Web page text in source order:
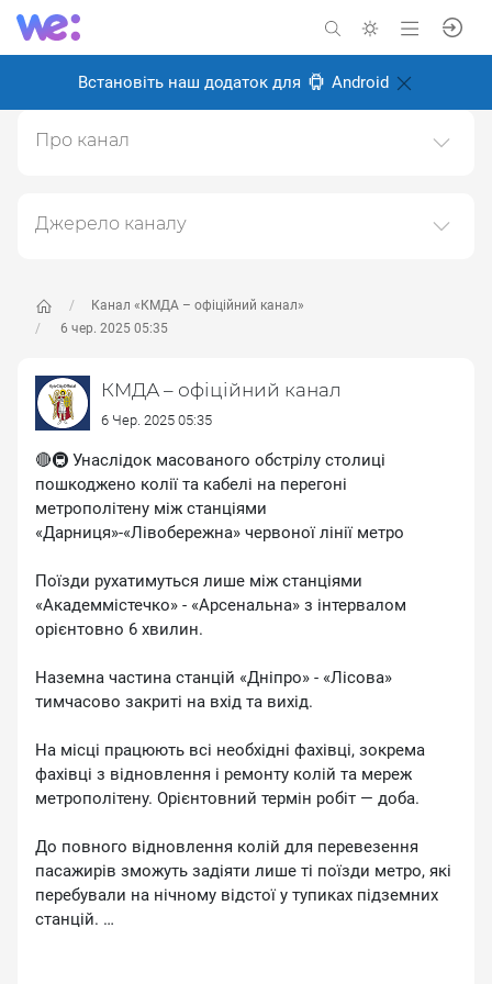
Встановіть наш додаток для Android
Канал «КМДА – офіційний канал»
6 чер. 2025 05:35
КМДА – офіційний канал
6 Чер. 2025 05:35
🔴🚇 Унаслідок масованого обстрілу столиці
пошкоджено колії та кабелі на перегоні
метрополітену між станціями
«Дарниця»-«Лівобережна» червоної лінії метро
Поїзди рухатимуться лише між станціями
«Академмістечко» - «Арсенальна» з інтервалом
орієнтовно 6 хвилин.
Наземна частина станцій «Дніпро» - «Лісова»
тимчасово закриті на вхід та вихід.
На місці працюють всі необхідні фахівці, зокрема
фахівці з відновлення і ремонту колій та мереж
метрополітену. Орієнтовний термін робіт — доба.
До повного відновлення колій для перевезення
пасажирів зможуть задіяти лише ті поїзди метро, які
перебували на нічному відстої у тупиках підземних
станцій.
Про канал
Створено: 6 листопада 2024
Джерело каналу
метою його популяризації та збільшення аудиторії
його підписників.
отримання повної інформації про Автора, чи
предмет допису.